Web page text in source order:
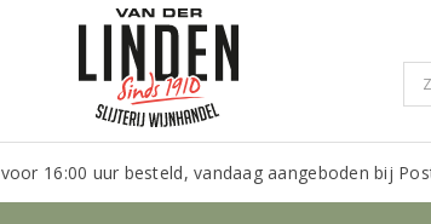
voor 16:00 uur besteld, vandaag aangeboden bij